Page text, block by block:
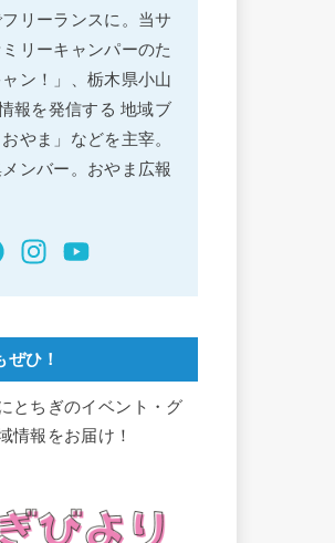
リーランスに。当サ
リーキャンパーのた
ン！」、栃木県小山
報を発信する 地域ブ
やま」などを主宰。
ンバー。おやま広報
ひ！
とちぎのイベント・グ
情報をお届け！